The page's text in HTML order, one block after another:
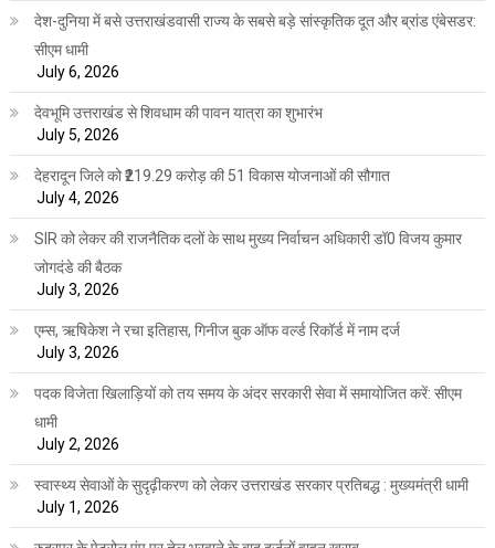
देश-दुनिया में बसे उत्तराखंडवासी राज्य के सबसे बड़े सांस्कृतिक दूत और ब्रांड एंबेसडर:
सीएम धामी
July 6, 2026
देवभूमि उत्तराखंड से शिवधाम की पावन यात्रा का शुभारंभ
July 5, 2026
देहरादून जिले को ₹219.29 करोड़ की 51 विकास योजनाओं की सौगात
July 4, 2026
SIR को लेकर की राजनैतिक दलों के साथ मुख्य निर्वाचन अधिकारी डॉ0 विजय कुमार
जोगदंडे की बैठक
July 3, 2026
एम्स, ऋषिकेश ने रचा इतिहास, गिनीज बुक ऑफ वर्ल्ड रिकॉर्ड में नाम दर्ज
July 3, 2026
पदक विजेता खिलाड़ियों को तय समय के अंदर सरकारी सेवा में समायोजित करें: सीएम
धामी
July 2, 2026
स्वास्थ्य सेवाओं के सुदृढ़ीकरण को लेकर उत्तराखंड सरकार प्रतिबद्ध : मुख्यमंत्री धामी
July 1, 2026